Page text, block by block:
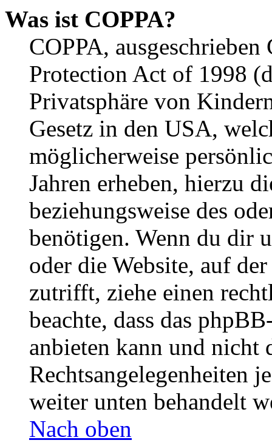
Was ist COPPA?
COPPA,
Protection Act of 1998
Privatsphäre von
Gesetz in den USA,
möglicherweise
Jahren erheben, hierzu
beziehungsweise des
benötigen. Wenn du dir
oder die Website, auf
zutrifft, ziehe einen
beachte, dass das
anbieten kann und nicht
Rechtsangelegenheiten
weiter unten behandelt
Nach oben